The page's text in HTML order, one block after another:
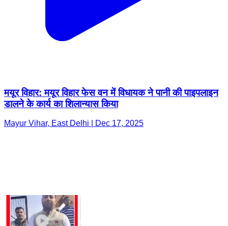
मयूर विहार: मयूर विहार फेस वन में विधायक ने पानी की पाइपलाइन
डालने के कार्य का शिलान्यास किया
Mayur Vihar, East Delhi | Dec 17, 2025